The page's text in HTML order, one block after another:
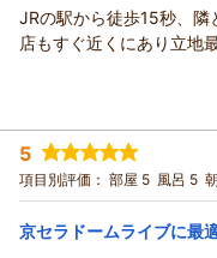
ホテルソビアル大阪ドーム
この度は当館をご利用い
アクセスやスタッフの
き、大変嬉しく存じま
と、何よりでございます
また、大浴場やカード
だきありがとうございま
便をおかけし、申し訳
カードキーの追加発行は
JRの駅から徒歩15秒、隣
店もすぐ近くにあり立地
投稿者： ポストンさん(男性/
宿泊プラン： 【注目スペシャ
広々。２名でお得に。期間限
宿泊価格帯： 3,001～4,000
5
項目別評価： 部屋 5 風呂 5
京セラドームライブに最